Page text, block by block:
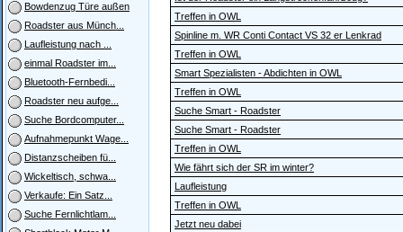
Bowdenzug Türe außen
Roadster aus Münch...
Laufleistung nach ...
einmal Roadster im...
Bluetooth-Fernbedi...
Roadster neu aufge...
Suche Bordcomputer...
Aufnahmepunkt Wage...
Distanzscheiben fü...
Wickeltisch, schwa...
Verkaufe: Ein Satz...
Suche Fernlichtlam...
Treffen in OWL
Spinline m. WR Conti Contact VS 32 er Lenkrad
Treffen in OWL
Smart Spezialisten - Abdichten in OWL
Treffen in OWL
Suche Smart - Roadster
Suche Smart - Roadster
Treffen in OWL
Wie fährt sich der SR im winter?
Laufleistung
Treffen in OWL
Jetzt neu dabei